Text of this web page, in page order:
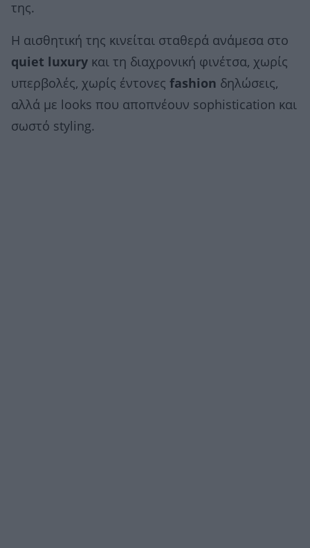
της.
Η αισθητική της κινείται σταθερά ανάμεσα στο
quiet luxury και τη διαχρονική φινέτσα, χωρίς
υπερβολές, χωρίς έντονες fashion δηλώσεις,
αλλά με looks που αποπνέουν sophistication και
σωστό styling.